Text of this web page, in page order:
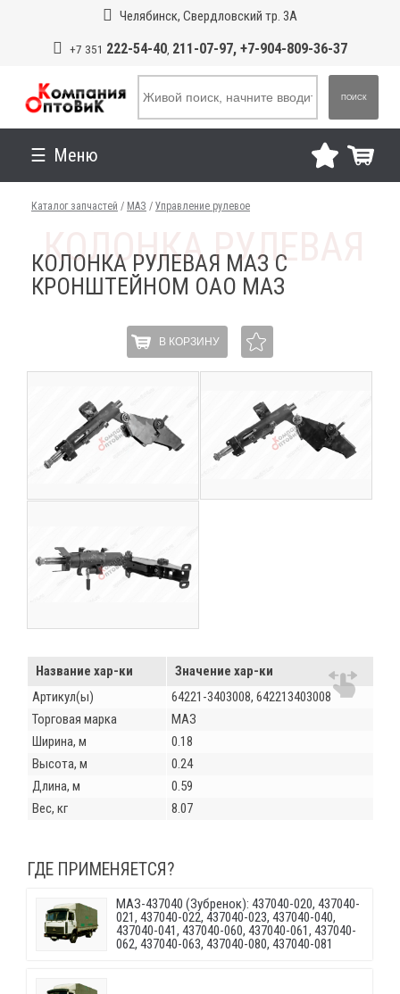
Челябинск, Свердловский тр. 3А
+7 351 222-54-40, 211-07-97, +7-904-809-36-37
ПОИСК
Меню
Каталог запчастей / МАЗ / Управление рулевое
КОЛОНКА РУЛЕВАЯ МАЗ С
КРОНШТЕЙНОМ ОАО МАЗ
В КОРЗИНУ
Название хар-ки
Значение хар-ки
Артикул(ы)
64221-3403008, 642213403008
Торговая марка
МАЗ
Ширина, м
0.18
Высота, м
0.24
Длина, м
0.59
Вес, кг
8.07
ГДЕ ПРИМЕНЯЕТСЯ?
МАЗ-437040 (Зубренок): 437040-020, 437040-
021, 437040-022, 437040-023, 437040-040,
437040-041, 437040-060, 437040-061, 437040-
062, 437040-063, 437040-080, 437040-081